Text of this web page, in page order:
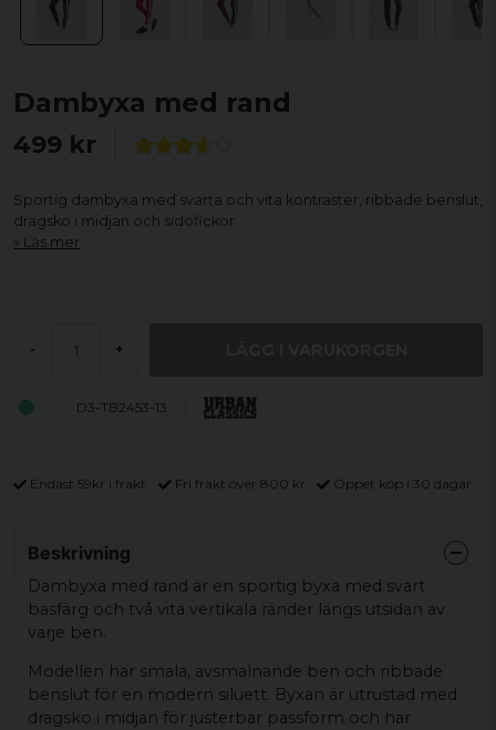
Dambyxa med rand
499 kr
Sportig dambyxa med svarta och vita kontraster, ribbade benslut,
dragsko i midjan och sidofickor.
Läs mer
- +
D3-TB2453-13
Endast 59kr i frakt Fri frakt över 800 kr Öppet köp i 30 dagar
Beskrivning
Dambyxa med rand är en sportig byxa med svart
basfärg och två vita vertikala ränder längs utsidan av
varje ben.
Modellen har smala, avsmalnande ben och ribbade
benslut för en modern siluett. Byxan är utrustad med
dragsko i midjan för justerbar passform och har